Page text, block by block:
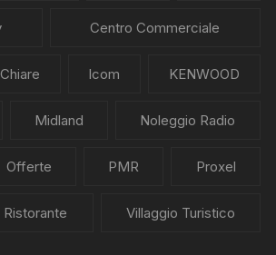
Centro Commerciale
Icom KENWOOD
Midland Noleggio Radio
Offerte PMR Proxel
Ristorante Villaggio Turistico